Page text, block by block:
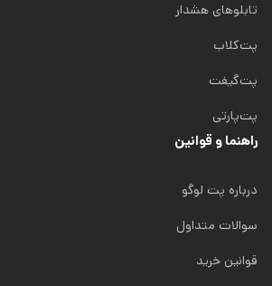
تابلوهای هشدار
پت‌کلاب
پت‌گیفت
پت‌پارتی
راهنما و قوانین
درباره پت لوگو
سوالات متداول
قوانین خرید